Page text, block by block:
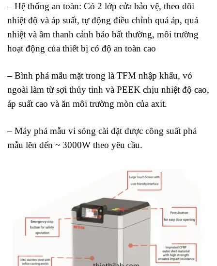
– Hệ thống an toàn: Có 2 lớp cửa bảo vệ, theo dõi
nhiệt độ và áp suất, tự động điều chỉnh quá áp, quá
nhiệt và âm thanh cảnh báo bất thường, môi trường
hoạt động của thiết bị có độ an toàn cao
– Bình phá mẫu mặt trong là TFM nhập khẩu, vỏ
ngoài làm từ sợi thủy tinh và PEEK chịu nhiệt độ cao,
áp suất cao và ăn môi trường mòn của axit.
– Máy phá mẫu vi sóng cài đặt được công suất phá
mẫu lên đến ~ 3000W theo yêu cầu.